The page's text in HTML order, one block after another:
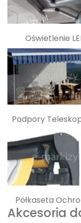
Oświetlenie
Podpory
Półkaseta
Akcesoria